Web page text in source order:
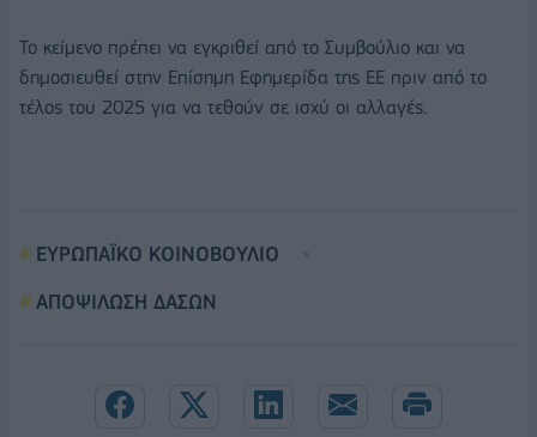
Το κείμενο πρέπει να εγκριθεί από το Συμβούλιο και να
δημοσιευθεί στην Επίσημη Εφημερίδα της ΕΕ πριν από το
τέλος του 2025 για να τεθούν σε ισχύ οι αλλαγές.
ΕΥΡΩΠΑΪΚΟ ΚΟΙΝΟΒΟΥΛΙΟ
ΑΠΟΨΙΛΩΣΗ ΔΑΣΩΝ